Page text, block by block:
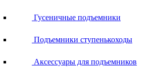
Гусеничные подъемники
Подъемники ступенькоходы
Аксессуары для подъемников